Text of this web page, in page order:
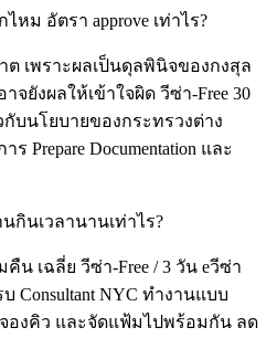
ม อัตรา approve เท่าไร?
ต เพราะผลเป็นดุลพินิจของกงสุล
จยังผลให้เข้าใจผิด วีซ่า-Free 30
บนโยบายของกระทรวงต่าง
Prepare Documentation และ
กินเวลานานเท่าไร?
น เฉลี่ย วีซ่า-Free / 3 วัน eวีซ่า
บ Consultant NYC ทำงานแบบ
องคิว และจัดแฟ้มไปพร้อมกัน ลด